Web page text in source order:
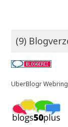
(9)
UberBlogr Webring